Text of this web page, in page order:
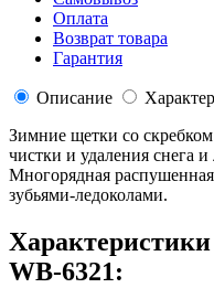
Оплата
Возврат товара
Гарантия
Описание
Зимние щетки со
чистки и удаления снега
Многорядная
зубьями-ледоколами.
WB-6321: